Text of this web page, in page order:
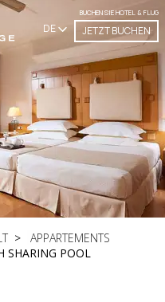
DE
BUCHEN SIE HOTEL & FLUG
JETZT BUCHEN
APPARTEMENTS
SHARING POOL